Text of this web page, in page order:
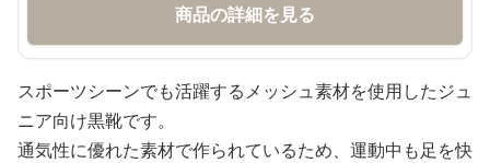
商品の詳細を見る
スポーツシーンでも活躍するメッシュ素材を使用したジュ
ニア向け黒靴です。
通気性に優れた素材で作られているため、運動中も足を快